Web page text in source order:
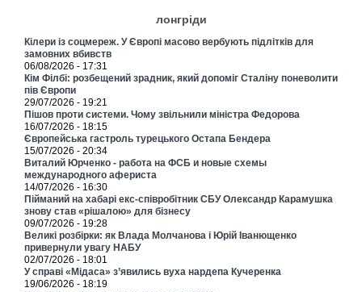
лонгріди
Кілери із соцмереж. У Європі масово вербують підлітків для
замовних вбивств
06/08/2026 - 17:31
Кім Філбі: розбещений зрадник, який допоміг Сталіну поневолити
пів Європи
29/07/2026 - 19:21
Пішов проти системи. Чому звільнили міністра Федорова
16/07/2026 - 18:15
Європейська гастроль турецького Остапа Бендера
15/07/2026 - 20:34
Виталий Юрченко - работа на ФСБ и новые схемы
международного афериста
14/07/2026 - 16:30
Пійманий на хабарі екс-співробітник СБУ Олександр Карамушка
знову став «рішалою» для бізнесу
09/07/2026 - 19:28
Великі розбірки: як Влада Молчанова і Юрій Іванющенко
привернули увагу НАБУ
02/07/2026 - 18:01
У справі «Мідаса» з’явились вуха нардепа Кучеренка
19/06/2026 - 18:19